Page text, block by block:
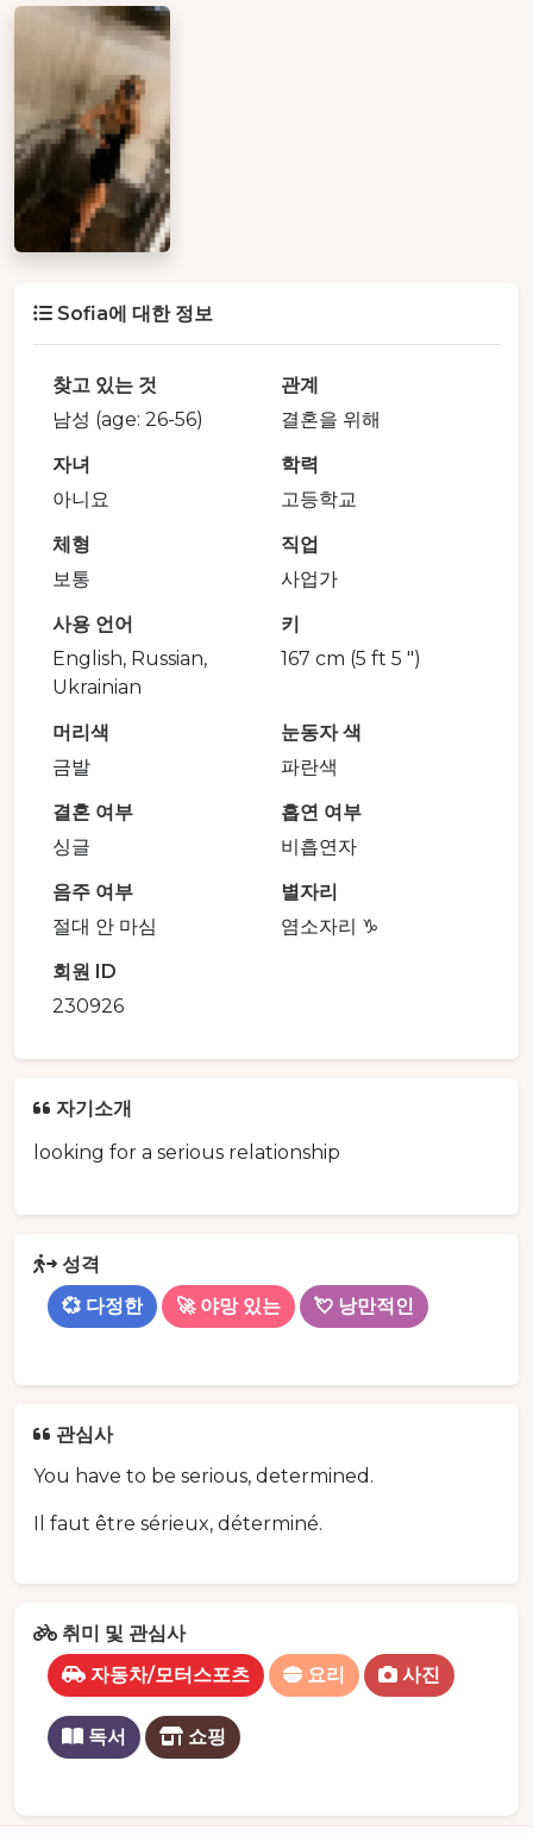
Sofia에 대한 정보
찾고 있는 것
남성 (age: 26-56)
관계
결혼을 위해
자녀
아니요
학력
고등학교
체형
보통
직업
사업가
사용 언어
English, Russian,
Ukrainian
키
167 cm (5 ft 5 ")
머리색
금발
눈동자 색
파란색
결혼 여부
싱글
흡연 여부
비흡연자
음주 여부
절대 안 마심
별자리
염소자리 ♑️
회원 ID
230926
자기소개
looking for a serious relationship
성격
💞 다정한
🚀 야망 있는 💘 낭만적인
관심사
You have to be serious, determined.
Il faut être sérieux, déterminé.
취미 및 관심사
자동차/모터스포츠
요리 사진
독서 쇼핑